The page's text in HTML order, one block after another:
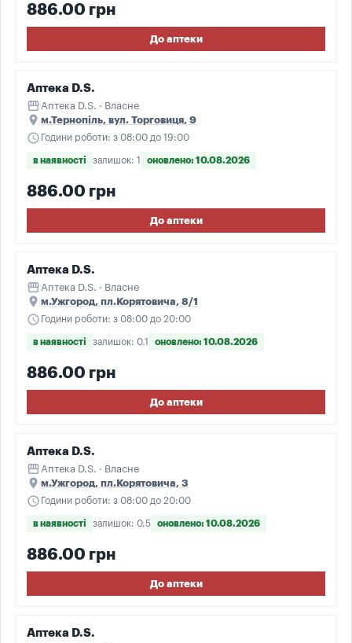
886.00 грн
До аптеки
Аптека D.S.
storefront Аптека D.S. · Власне
place м.Тернопіль, вул. Торговиця, 9
schedule Години роботи: з 08:00 до 19:00
в наявності залишок: 1 оновлено: 10.08.2026
886.00 грн
До аптеки
Аптека D.S.
storefront Аптека D.S. · Власне
place м.Ужгород, пл.Корятовича, 8/1
schedule Години роботи: з 08:00 до 20:00
в наявності залишок: 0.1 оновлено: 10.08.2026
886.00 грн
До аптеки
Аптека D.S.
storefront Аптека D.S. · Власне
place м.Ужгород, пл.Корятовича, 3
schedule Години роботи: з 08:00 до 20:00
в наявності залишок: 0.5 оновлено: 10.08.2026
886.00 грн
До аптеки
Аптека D.S.